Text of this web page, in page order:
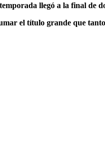
llegó a la final de
el título grande que